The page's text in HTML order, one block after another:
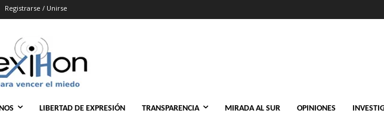
Registrarse / Unirse
LIBERTAD DE EXPRESIÓN TRANSPARENCIA MIRADA AL SUR OPINIONES